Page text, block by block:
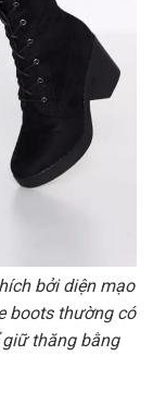
bởi diện mạo
boots thường có
thăng bằng